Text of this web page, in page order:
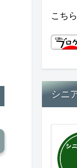
こち
シニ